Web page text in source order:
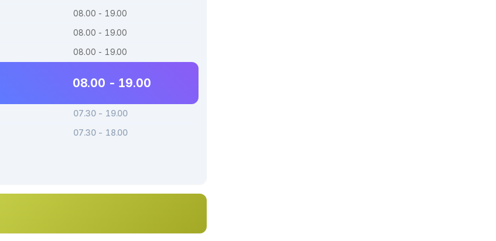
08.00 - 19.00
08.00 - 19.00
08.00 - 19.00
08.00 - 19.00
07.30 - 19.00
07.30 - 18.00